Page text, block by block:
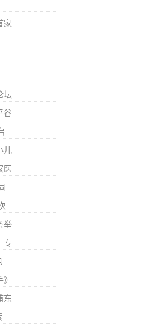
家
坛
谷
儿
医
举
专
东